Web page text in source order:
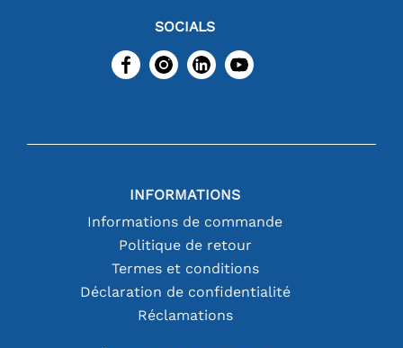
SOCIALS
INFORMATIONS
Informations de commande
Politique de retour
Termes et conditions
Déclaration de confidentialité
Réclamations